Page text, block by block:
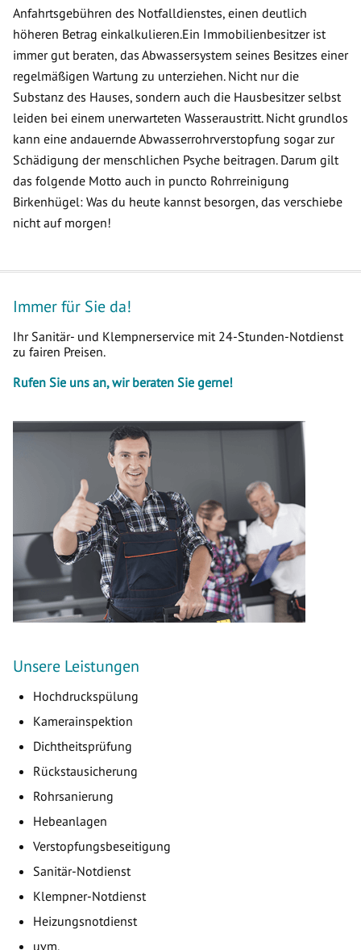
Anfahrtsgebühren des Notfalldienstes, einen deutlich
höheren Betrag einkalkulieren.Ein Immobilienbesitzer ist
immer gut beraten, das Abwassersystem seines Besitzes einer
regelmäßigen Wartung zu unterziehen. Nicht nur die
Substanz des Hauses, sondern auch die Hausbesitzer selbst
leiden bei einem unerwarteten Wasseraustritt. Nicht grundlos
kann eine andauernde Abwasserrohrverstopfung sogar zur
Schädigung der menschlichen Psyche beitragen. Darum gilt
das folgende Motto auch in puncto Rohrreinigung
Birkenhügel: Was du heute kannst besorgen, das verschiebe
nicht auf morgen!
Immer für Sie da!
Ihr Sanitär- und Klempnerservice mit 24-Stunden-Notdienst
zu fairen Preisen.
Rufen Sie uns an, wir beraten Sie gerne!
Unsere Leistungen
Hochdruckspülung
Kamerainspektion
Dichtheitsprüfung
Rückstausicherung
Rohrsanierung
Hebeanlagen
Verstopfungsbeseitigung
Sanitär-Notdienst
Klempner-Notdienst
Heizungsnotdienst
uvm.